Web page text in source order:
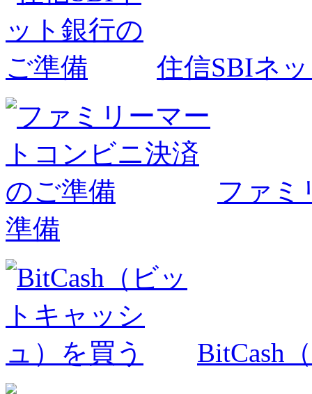
住信SBIネ
ファミ
準備
BitCash